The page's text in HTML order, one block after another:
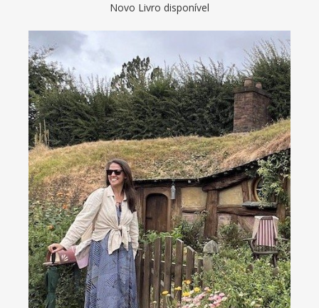
Novo Livro disponível